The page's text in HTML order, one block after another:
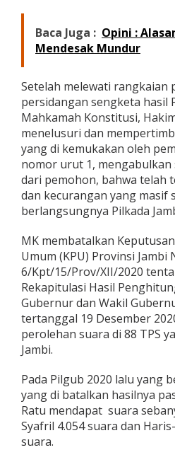
Baca Juga : Opini :
Mendesak Mundur
Setelah melewati rangkaian
persidangan sengketa hasil
Mahkamah Konstitusi,
menelusuri dan
yang di kemukakan oleh
nomor urut 1,
dari pemohon, bahwa telah
dan kecurangan yang masif
berlangsungnya Pilkada
MK membatalkan
Umum (KPU) Provinsi Jambi
6/Kpt/15/Prov/XII/2020
Rekapitulasi Hasil
Gubernur dan Wakil
tertanggal 19 Desember
perolehan suara di 88 TPS
Jambi.
Pada Pilgub 2020 lalu yang
yang di batalkan hasilnya
Ratu mendapat suara
Syafril 4.054 suara dan
suara.